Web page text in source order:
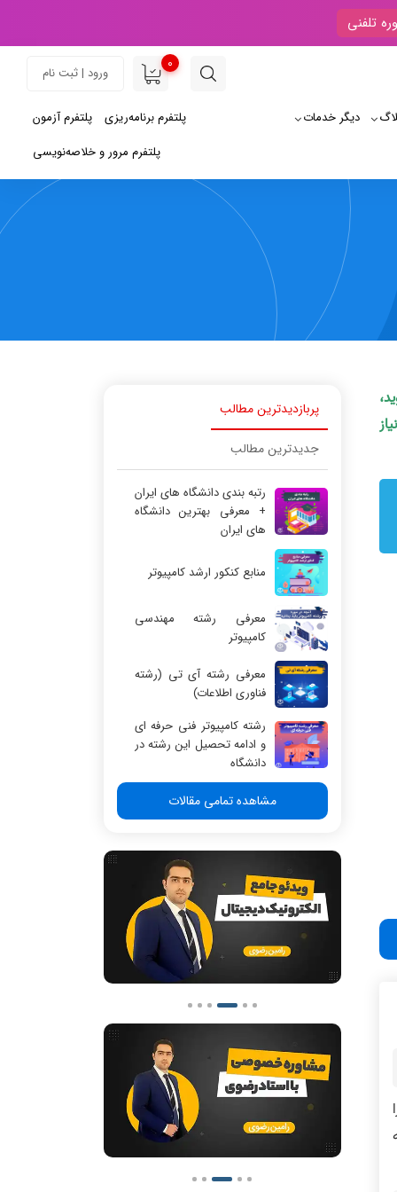
تلفنی
0
ورود | ثبت نام
دیگر خدمات پلتفرم آزمون
پلتفرم برنامه‌ریزی
پلتفرم مرور و خلاصه‌نویسی
پربازدیدترین مطالب
جدیدترین مطالب
رتبه بندی دانشگاه های ایران
+ معرفی بهترین دانشگاه
های ایران
منابع کنکور ارشد کامپیوتر
معرفی رشته مهندسی
کامپیوتر
معرفی رشته آی تی (رشته
فناوری اطلاعات)
رشته کامپیوتر فنی حرفه ای
و ادامه تحصیل این رشته در
دانشگاه
مشاهده تمامی مقالات